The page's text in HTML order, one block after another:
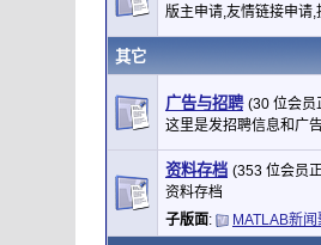
版主申请,友情链接申请
其它
广告与招聘 (30 位会员
这里是发招聘信息和广
资料存档 (353 位会员
资料存档
子版面: MATLAB新